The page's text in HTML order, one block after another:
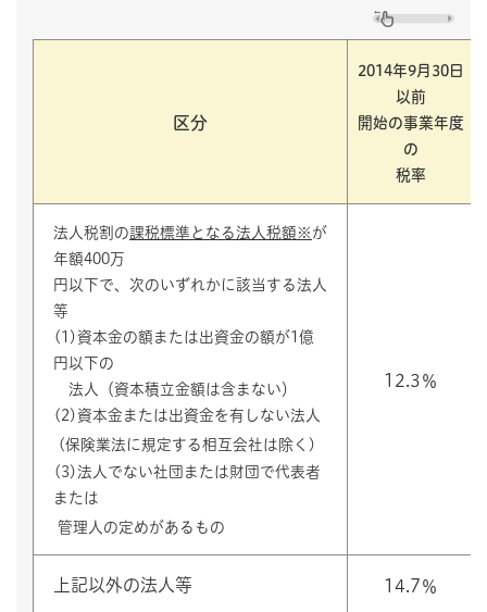
区分
2014年9月30日
以前
開始の事業年度
の
税率
法人税割の課税標準となる法人税額※ が
年額400万
円以下で、次のいずれかに該当する法人
等
(1)資本金の額または出資金の額が1億
円以下の
法人（資本積立金額は含まない）
(2)資本金または出資金を有しない法人
(保険業法に規定する相互会社は除く)
(3)法人でない社団または財団で代表者
または
管理人の定めがあるもの
12.3％
上記以外の法人等 14.7％